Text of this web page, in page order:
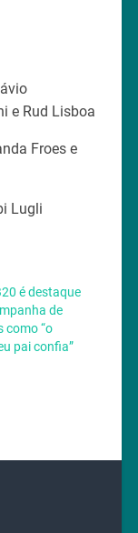
e Rud Lisboa
Froes e
Lugli
é destaque
de
como “o
pai confia”